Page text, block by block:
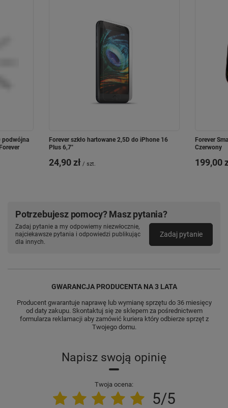
podwójna
Forever szkło hartowane 2,5D do iPhone 16
Plus 6,7"
24,90 zł / szt.
Forever
Czerwony
199,00
Potrzebujesz pomocy? Masz pytania?
Zadaj pytanie a my odpowiemy niezwłocznie,
najciekawsze pytania i odpowiedzi publikując
dla innych.
Zadaj pytanie
GWARANCJA PRODUCENTA NA 3 LATA
Producent gwarantuje naprawę lub wymianę sprzętu do 36 miesięcy
od daty zakupu. Skontaktuj się ze sklepem za pośrednictwem
formularza reklamacji aby zamówić kuriera który odbierze sprzęt z
Twojego domu.
Napisz swoją opinię
Twoja ocena:
5/5